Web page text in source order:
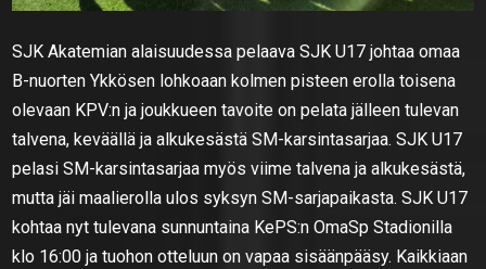
SJK Akatemian alaisuudessa pelaava SJK U17 johtaa omaa
B-nuorten Ykkösen lohkoaan kolmen pisteen erolla toisena
olevaan KPV:n ja joukkueen tavoite on pelata jälleen tulevan
talvena, keväällä ja alkukesästä SM-karsintasarjaa. SJK U17
pelasi SM-karsintasarjaa myös viime talvena ja alkukesästä,
mutta jäi maalierolla ulos syksyn SM-sarjapaikasta. SJK U17
kohtaa nyt tulevana sunnuntaina KePS:n OmaSp Stadionilla
klo 16:00 ja tuohon otteluun on vapaa sisäänpääsy. Kaikkiaan